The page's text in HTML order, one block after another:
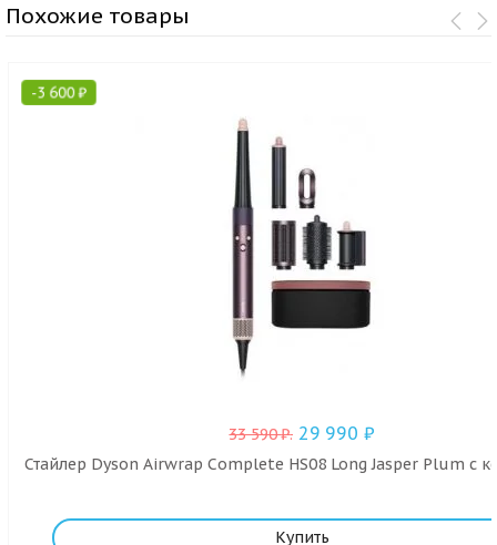
Похожие товары
-3 600₽
33 590₽. 29 990 ₽
Стайлер Dyson Airwrap Complete HS08 Long Jasper Plum с
Купить